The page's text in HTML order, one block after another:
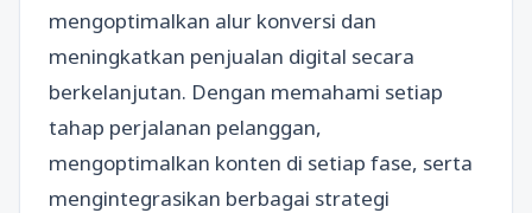
mengoptimalkan alur konversi dan
meningkatkan penjualan digital secara
berkelanjutan. Dengan memahami setiap
tahap perjalanan pelanggan,
mengoptimalkan konten di setiap fase, serta
mengintegrasikan berbagai strategi